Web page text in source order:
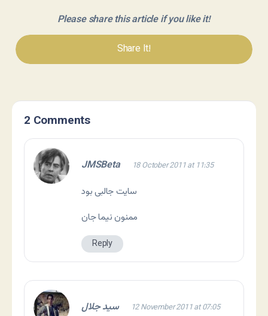
Please share this article if you like it!
Share It!
2 Comments
JMSBeta 18 October 2011 at 11:35
سایت جالبی بود
ممنون نیما جان
Reply
سید جلال 12 November 2011 at 07:05